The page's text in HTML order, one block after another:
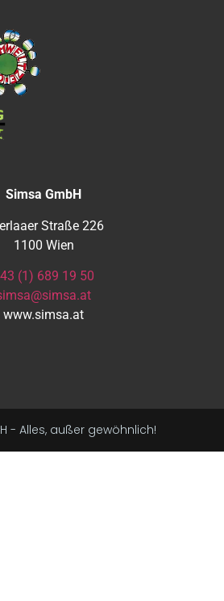
Simsa GmbH
Straße 226
1100 Wien
(1) 689 19 50
www.simsa.at
- Alles, außer gewöhnlich!